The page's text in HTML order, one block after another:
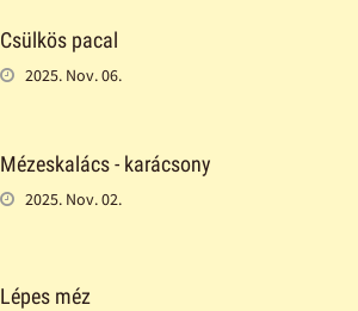
Csülkös pacal
2025. Nov. 06.
Mézeskalács - karácsony
2025. Nov. 02.
Lépes méz